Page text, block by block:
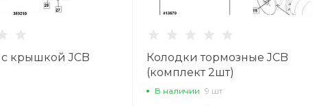
с крышкой JCB
Колодки тормозные JCB
(комплект 2шт)
В наличии 9 шт